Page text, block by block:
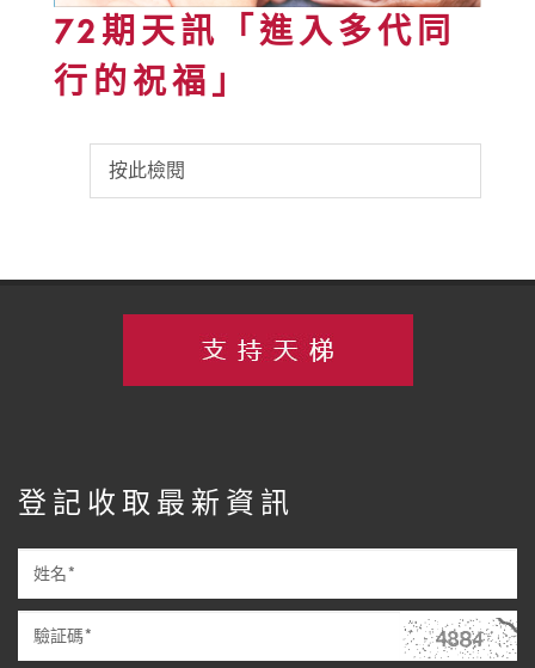
72期天訊「進入多代同
行的祝福」
按此檢閱
登記收取最新資訊